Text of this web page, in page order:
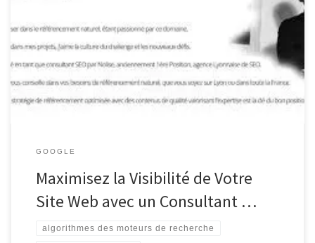
Site Web Consultant en Référencement : Maximisez la Visibilité de
Votre Site Web Le référencement est un élément crucial pour
toute entreprise cherchant à se démarquer en ligne. Avec des
millions de sites web en concurrence pour l’attention des
utilisateurs, il […]
GOOGLE
Maximisez la Visibilité de Votre
Site Web avec un Consultant …
algorithmes des moteurs de recherche